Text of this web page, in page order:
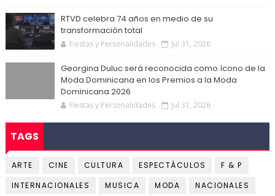
RTVD celebra 74 años en medio de su
transformación total
Fiestas y Personalidades Jul 31, 2026
Georgina Duluc será reconocida como ícono de la
Moda Dominicana en los Premios a la Moda
Dominicana 2026
Fiestas y Personalidades Jul 31, 2026
TAGS
ARTE CINE CULTURA ESPECTÁCULOS
F & P
INTERNACIONALES
MUSICA MODA
NACIONALES